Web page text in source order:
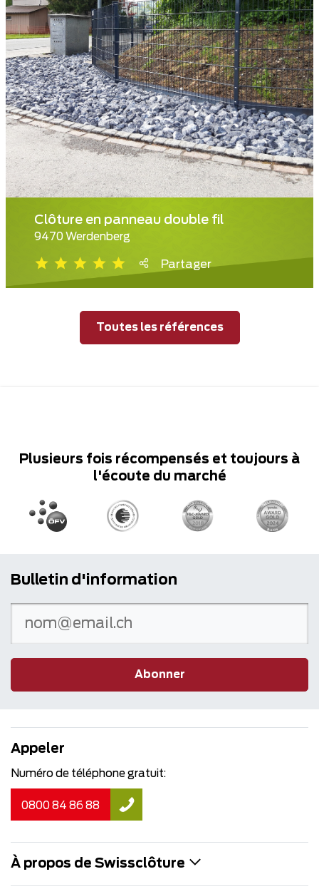
Clôture en panneau double fil
9470 Werdenberg
Partager
Toutes les références
Plusieurs fois récompensés et toujours à
l'écoute du marché
Bulletin d'information
Abonner
Appeler
Numéro de téléphone gratuit:
0800 84 86 88
À propos de Swissclôture